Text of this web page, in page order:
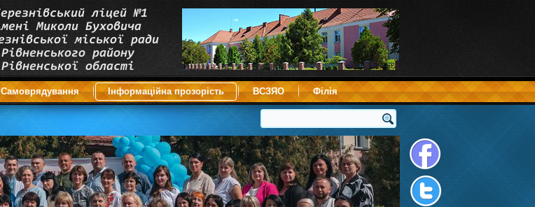
Самоврядування Інформаційна прозорість ВСЗЯО Філія